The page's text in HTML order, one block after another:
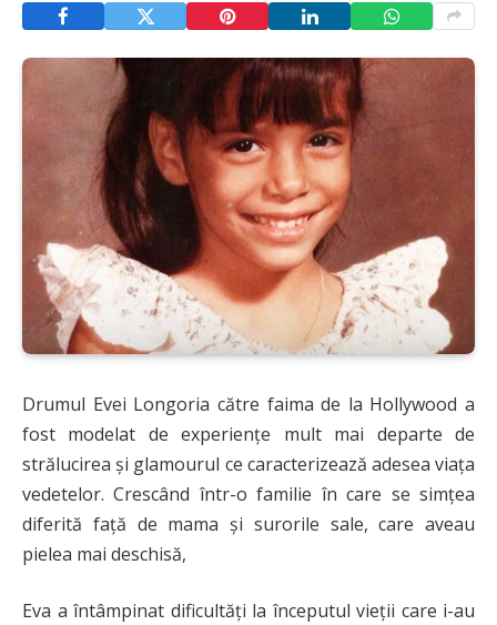
Drumul Evei Longoria către faima de la Hollywood a
fost modelat de experiențe mult mai departe de
strălucirea și glamourul ce caracterizează adesea viața
vedetelor. Crescând într-o familie în care se simțea
diferită față de mama și surorile sale, care aveau
pielea mai deschisă,
Eva a întâmpinat dificultăți la începutul vieții care i-au